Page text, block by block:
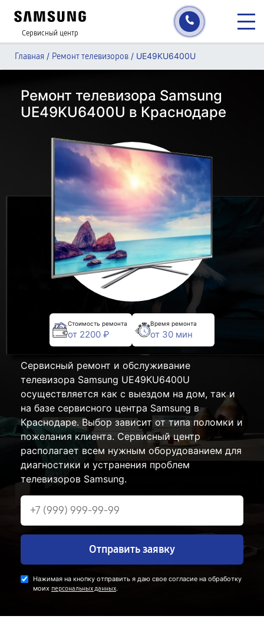
Сервисный центр
Главная / Ремонт телевизоров / UE49KU6400U
Ремонт телевизора Samsung
UE49KU6400U в Краснодаре
Стоимость ремонта
от 2200 ₽
Время ремонта
от 30 мин
Сервисный ремонт и обслуживание
телевизора Samsung UE49KU6400U
осуществляется как с выездом на дом, так и
на базе сервисного центра Samsung в
Краснодаре. Выбор зависит от типа поломки и
пожелания клиента. Сервисный центр
располагает всем нужным оборудованием для
диагностики и устранения проблем
телевизоров Samsung.
Отправить заявку
Нажимая на кнопку отправить я даю свое согласие на обработку
моих персональных данных.